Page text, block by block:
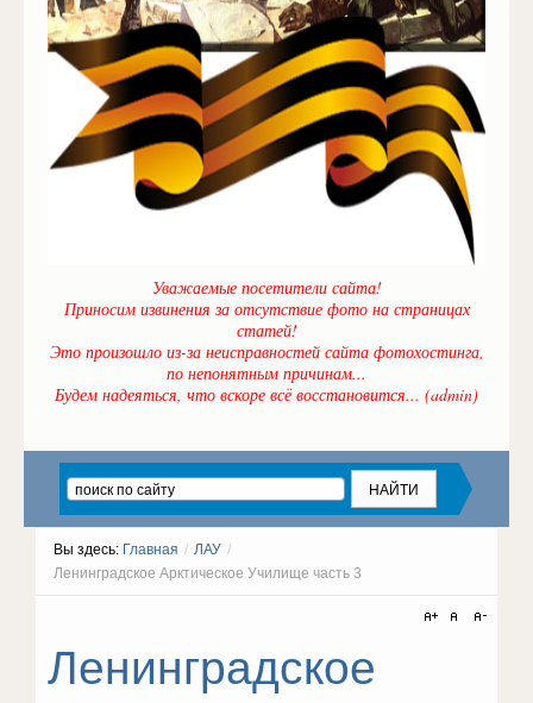
Уважаемые посетители сайта!
Приносим извинения за отсутствие фото на страницах
статей!
Это произошло из-за неисправностей сайта фотохостинга,
по непонятным причинам...
Будем надеяться, что вскоре всё восстановится... (admin)
Вы здесь: Главная / ЛАУ /
Ленинградское Арктическое Училище часть 3
Ленинградское